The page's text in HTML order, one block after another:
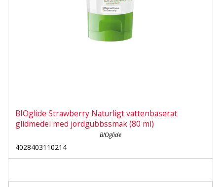
BIOglide Strawberry Naturligt vattenbaserat
glidmedel med jordgubbssmak (80 ml)
BIOglide
4028403110214